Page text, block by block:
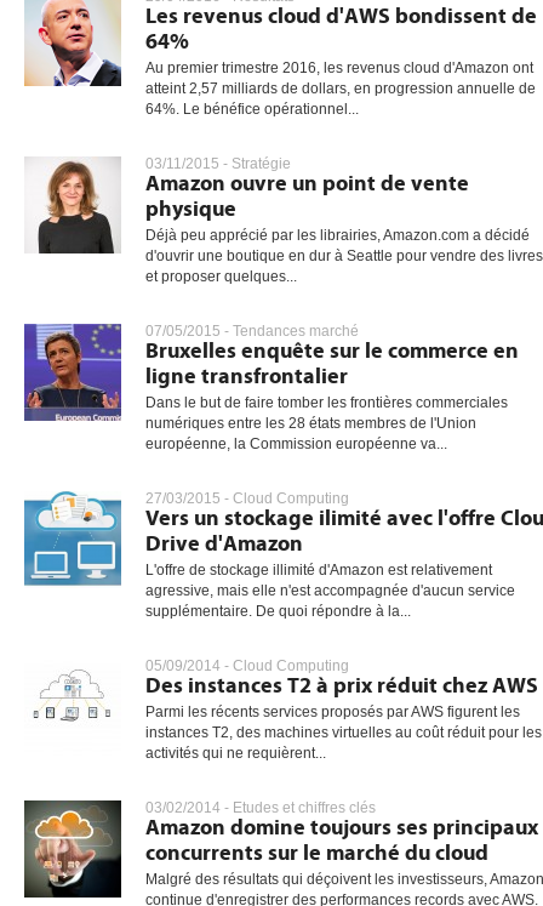
Les revenus cloud d'AWS bondissent de
64%
Au premier trimestre 2016, les revenus cloud d'Amazon ont
atteint 2,57 milliards de dollars, en progression annuelle de
64%. Le bénéfice opérationnel...
03/11/2015 - Stratégie
Amazon ouvre un point de vente
physique
Déjà peu apprécié par les librairies, Amazon.com a décidé
d'ouvrir une boutique en dur à Seattle pour vendre des livres
et proposer quelques...
07/05/2015 - Tendances marché
Bruxelles enquête sur le commerce en
ligne transfrontalier
Dans le but de faire tomber les frontières commerciales
numériques entre les 28 états membres de l'Union
européenne, la Commission européenne va...
27/03/2015 - Cloud Computing
Vers un stockage ilimité avec l'offre
Drive d'Amazon
L'offre de stockage illimité d'Amazon est relativement
agressive, mais elle n'est accompagnée d'aucun service
supplémentaire. De quoi répondre à la...
05/09/2014 - Cloud Computing
Des instances T2 à prix réduit chez AWS
Parmi les récents services proposés par AWS figurent les
instances T2, des machines virtuelles au coût réduit pour les
activités qui ne requièrent...
03/02/2014 - Etudes et chiffres clés
Amazon domine toujours ses principaux
concurrents sur le marché du cloud
Malgré des résultats qui déçoivent les investisseurs, Amazon
continue d'enregistrer des performances records avec AWS.